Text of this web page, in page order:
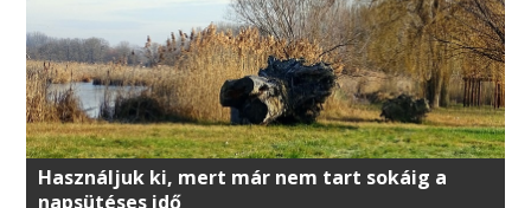
Használjuk ki, mert már nem tart sokáig a
napsütéses idő